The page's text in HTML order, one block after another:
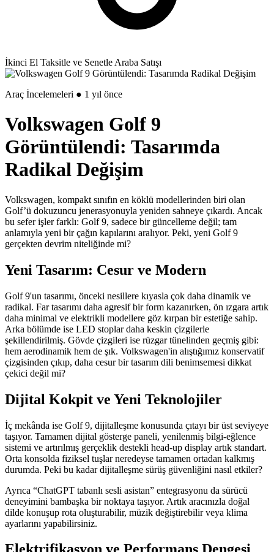
İkinci El Taksitle ve Senetle Araba Satışı
Araç İncelemeleri ● 1 yıl önce
Volkswagen Golf 9
Görüntülendi: Tasarımda
Radikal Değişim
Volkswagen, kompakt sınıfın en köklü modellerinden biri olan
Golf’ü dokuzuncu jenerasyonuyla yeniden sahneye çıkardı. Ancak
bu sefer işler farklı: Golf 9, sadece bir güncelleme değil; tam
anlamıyla yeni bir çağın kapılarını aralıyor. Peki, yeni Golf 9
gerçekten devrim niteliğinde mi?
Yeni Tasarım: Cesur ve Modern
Golf 9'un tasarımı, önceki nesillere kıyasla çok daha dinamik ve
radikal. Far tasarımı daha agresif bir form kazanırken, ön ızgara artık
daha minimal ve elektrikli modellere göz kırpan bir estetiğe sahip.
Arka bölümde ise LED stoplar daha keskin çizgilerle
şekillendirilmiş. Gövde çizgileri ise rüzgar tünelinden geçmiş gibi:
hem aerodinamik hem de şık. Volkswagen'in alıştığımız konservatif
çizgisinden çıkıp, daha cesur bir tasarım dili benimsemesi dikkat
çekici değil mi?
Dijital Kokpit ve Yeni Teknolojiler
İç mekânda ise Golf 9, dijitalleşme konusunda çıtayı bir üst seviyeye
taşıyor. Tamamen dijital gösterge paneli, yenilenmiş bilgi-eğlence
sistemi ve artırılmış gerçeklik destekli head-up display artık standart.
Orta konsolda fiziksel tuşlar neredeyse tamamen ortadan kalkmış
durumda. Peki bu kadar dijitalleşme sürüş güvenliğini nasıl etkiler?
Ayrıca “ChatGPT tabanlı sesli asistan” entegrasyonu da sürücü
deneyimini bambaşka bir noktaya taşıyor. Artık aracınızla doğal
dilde konuşup rota oluşturabilir, müzik değiştirebilir veya klima
ayarlarını yapabilirsiniz.